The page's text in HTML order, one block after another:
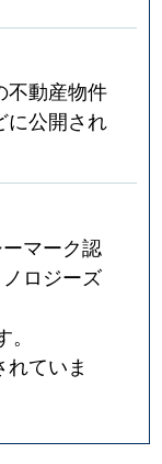
不動産物件
に公開され
マーク認
ロジーズ
ていま